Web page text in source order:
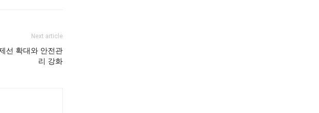
Next article
선 확대와 안전관
리 강화